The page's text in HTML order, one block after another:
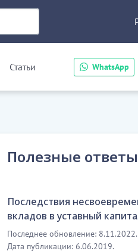
WhatsApp
Статьи
Полезные ответы
Последствия
вкладов в уставный
Последнее обновление: 8.11.2022.
Дата публикации: 6.06.2019.